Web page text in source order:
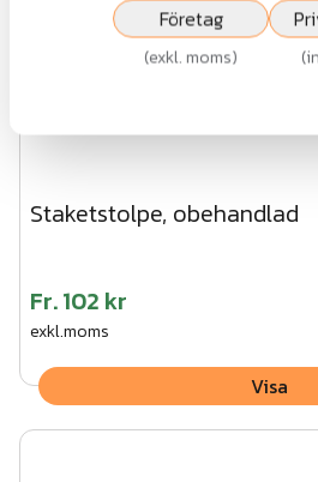
Staketstolpe, obehandlad
Fr.102 kr
exkl.moms
Visa
Företag
(exkl. moms) (